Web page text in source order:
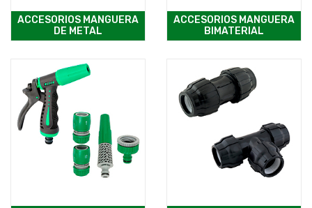
ACCESORIOS MANGUERA
DE METAL
ACCESORIOS MANGUERA
BIMATERIAL